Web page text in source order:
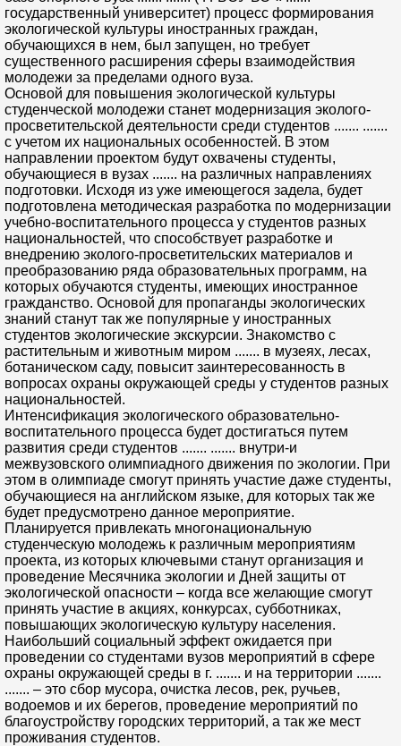
государственный университет) процесс формирования
экологической культуры иностранных граждан,
обучающихся в нем, был запущен, но требует
существенного расширения сферы взаимодействия
молодежи за пределами одного вуза.
Основой для повышения экологической культуры
студенческой молодежи станет модернизация эколого-
просветительской деятельности среди студентов ....... .......
с учетом их национальных особенностей. В этом
направлении проектом будут охвачены студенты,
обучающиеся в вузах ....... на различных направлениях
подготовки. Исходя из уже имеющегося задела, будет
подготовлена методическая разработка по модернизации
учебно-воспитательного процесса у студентов разных
национальностей, что способствует разработке и
внедрению эколого-просветительских материалов и
преобразованию ряда образовательных программ, на
которых обучаются студенты, имеющих иностранное
гражданство. Основой для пропаганды экологических
знаний станут так же популярные у иностранных
студентов экологические экскурсии. Знакомство с
растительным и животным миром ....... в музеях, лесах,
ботаническом саду, повысит заинтересованность в
вопросах охраны окружающей среды у студентов разных
национальностей.
Интенсификация экологического образовательно-
воспитательного процесса будет достигаться путем
развития среди студентов ....... ....... внутри-и
межвузовского олимпиадного движения по экологии. При
этом в олимпиаде смогут принять участие даже студенты,
обучающиеся на английском языке, для которых так же
будет предусмотрено данное мероприятие.
Планируется привлекать многонациональную
студенческую молодежь к различным мероприятиям
проекта, из которых ключевыми станут организация и
проведение Месячника экологии и Дней защиты от
экологической опасности – когда все желающие смогут
принять участие в акциях, конкурсах, субботниках,
повышающих экологическую культуру населения.
Наибольший социальный эффект ожидается при
проведении со студентами вузов мероприятий в сфере
охраны окружающей среды в г. ....... и на территории .......
....... – это сбор мусора, очистка лесов, рек, ручьев,
водоемов и их берегов, проведение мероприятий по
благоустройству городских территорий, а так же мест
проживания студентов.